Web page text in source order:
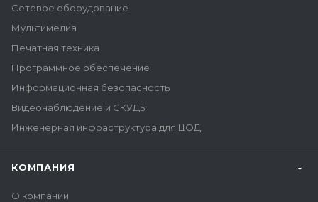
Сетевое оборудование
Мультимедиа
Печатная техника
Программное обеспечение
Информационная безопасность
Видеонаблюдение и СКУДы
Инженерная инфраструктура для ЦОД
КОМПАНИЯ
О компании